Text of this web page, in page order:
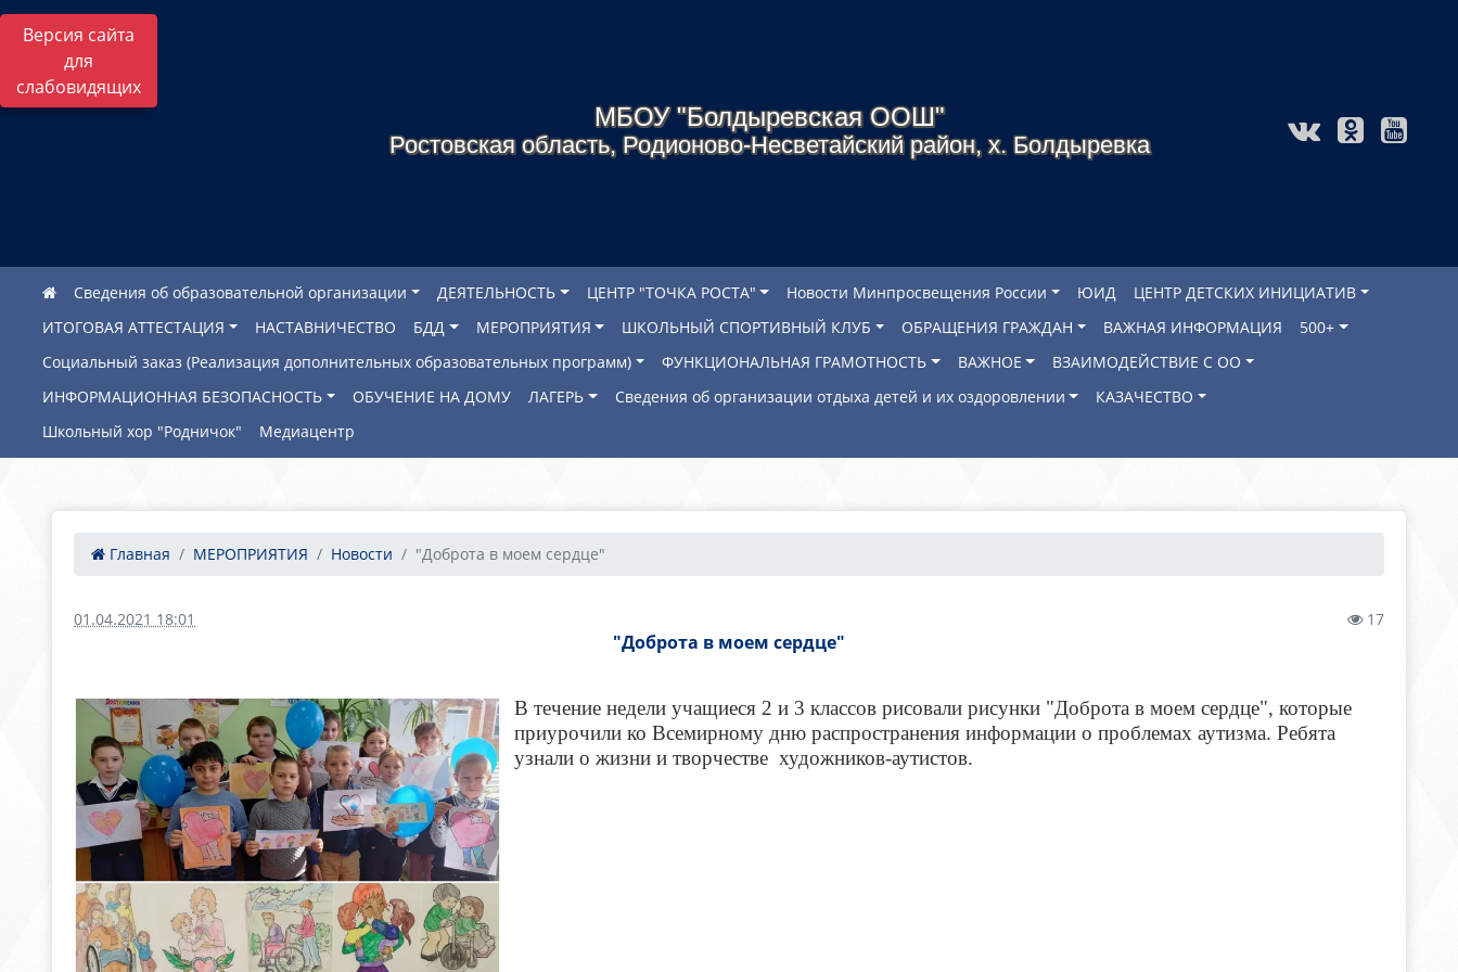
Версия сайта
для
слабовидящих
МБОУ "Болдыревская ООШ"
Ростовская область, Родионово-Несветайский район, х. Болдыревка
Сведения об образовательной организации ДЕЯТЕЛЬНОСТЬ ЦЕНТР "ТОЧКА РОСТА" Новости Минпросвещения России ЮИД
ЦЕНТР ДЕТСКИХ ИНИЦИАТИВ
ИТОГОВАЯ АТТЕСТАЦИЯ
НАСТАВНИЧЕСТВО БДД МЕРОПРИЯТИЯ ШКОЛЬНЫЙ СПОРТИВНЫЙ КЛУБ ОБРАЩЕНИЯ ГРАЖДАН ВАЖНАЯ ИНФОРМАЦИЯ
500+
Социальный заказ (Реализация дополнительных образовательных программ)
ФУНКЦИОНАЛЬНАЯ ГРАМОТНОСТЬ ВАЖНОЕ
ВЗАИМОДЕЙСТВИЕ С ОО
ИНФОРМАЦИОННАЯ БЕЗОПАСНОСТЬ
ОБУЧЕНИЕ НА ДОМУ ЛАГЕРЬ Сведения об организации отдыха детей и их оздоровлении
КАЗАЧЕСТВО
Школьный хор "Родничок"
Медиацентр
Главная МЕРОПРИЯТИЯ Новости "Доброта в моем сердце"
01.04.2021 18:01 17
"Доброта в моем сердце"
В течение недели учащиеся 2 и 3 классов рисовали рисунки "Доброта в моем сердце", которые
приурочили ко Всемирному дню распространения информации о проблемах аутизма. Ребята
узнали о жизни и творчестве художников-аутистов.